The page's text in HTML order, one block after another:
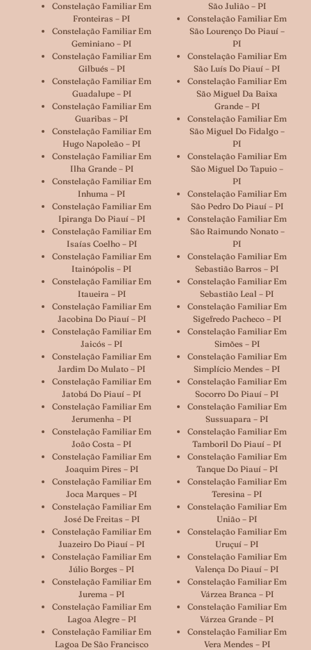
Constelação Familiar Em
Fronteiras – PI
Constelação Familiar Em
Geminiano – PI
Constelação Familiar Em
Gilbués – PI
Constelação Familiar Em
Guadalupe – PI
Constelação Familiar Em
Guaribas – PI
Constelação Familiar Em
Hugo Napoleão – PI
Constelação Familiar Em
Ilha Grande – PI
Constelação Familiar Em
Inhuma – PI
Constelação Familiar Em
Ipiranga Do Piauí – PI
Constelação Familiar Em
Isaías Coelho – PI
Constelação Familiar Em
Itainópolis – PI
Constelação Familiar Em
Itaueira – PI
Constelação Familiar Em
Jacobina Do Piauí – PI
Constelação Familiar Em
Jaicós – PI
Constelação Familiar Em
Jardim Do Mulato – PI
Constelação Familiar Em
Jatobá Do Piauí – PI
Constelação Familiar Em
Jerumenha – PI
Constelação Familiar Em
João Costa – PI
Constelação Familiar Em
Joaquim Pires – PI
Constelação Familiar Em
Joca Marques – PI
Constelação Familiar Em
José De Freitas – PI
Constelação Familiar Em
Juazeiro Do Piauí – PI
Constelação Familiar Em
Júlio Borges – PI
Constelação Familiar Em
Jurema – PI
Constelação Familiar Em
Lagoa Alegre – PI
Constelação Familiar Em
Lagoa De São Francisco
São Julião – PI
Constelação Familiar Em
São Lourenço Do Piauí –
PI
Constelação Familiar Em
São Luís Do Piauí – PI
Constelação Familiar Em
São Miguel Da Baixa
Grande – PI
Constelação Familiar Em
São Miguel Do Fidalgo –
PI
Constelação Familiar Em
São Miguel Do Tapuio –
PI
Constelação Familiar Em
São Pedro Do Piauí – PI
Constelação Familiar Em
São Raimundo Nonato –
PI
Constelação Familiar Em
Sebastião Barros – PI
Constelação Familiar Em
Sebastião Leal – PI
Constelação Familiar Em
Sigefredo Pacheco – PI
Constelação Familiar Em
Simões – PI
Constelação Familiar Em
Simplício Mendes – PI
Constelação Familiar Em
Socorro Do Piauí – PI
Constelação Familiar Em
Sussuapara – PI
Constelação Familiar Em
Tamboril Do Piauí – PI
Constelação Familiar Em
Tanque Do Piauí – PI
Constelação Familiar Em
Teresina – PI
Constelação Familiar Em
União – PI
Constelação Familiar Em
Uruçuí – PI
Constelação Familiar Em
Valença Do Piauí – PI
Constelação Familiar Em
Várzea Branca – PI
Constelação Familiar Em
Várzea Grande – PI
Constelação Familiar Em
Vera Mendes – PI